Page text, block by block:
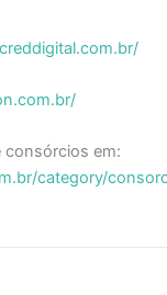
consórcios em:
category/